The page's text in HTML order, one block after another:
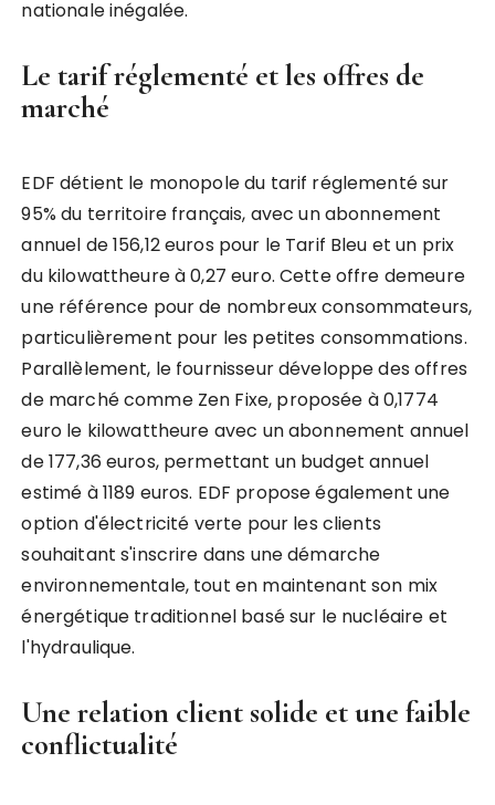
nationale inégalée.
Le tarif réglementé et les offres de
marché
EDF détient le monopole du tarif réglementé sur
95% du territoire français, avec un abonnement
annuel de 156,12 euros pour le Tarif Bleu et un prix
du kilowattheure à 0,27 euro. Cette offre demeure
une référence pour de nombreux consommateurs,
particulièrement pour les petites consommations.
Parallèlement, le fournisseur développe des offres
de marché comme Zen Fixe, proposée à 0,1774
euro le kilowattheure avec un abonnement annuel
de 177,36 euros, permettant un budget annuel
estimé à 1189 euros. EDF propose également une
option d'électricité verte pour les clients
souhaitant s'inscrire dans une démarche
environnementale, tout en maintenant son mix
énergétique traditionnel basé sur le nucléaire et
l'hydraulique.
Une relation client solide et une faible
conflictualité